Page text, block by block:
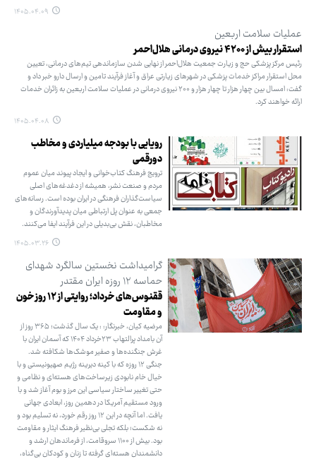
۱۴۰۵.۰۴.۰۹
عملیات سلامت اربعین
استقرار بیش از ۴۲۰۰ نیروی درمانی هلال‌احمر
رئیس مرکز پزشکی حج و زیارت جمعیت هلال‌احمر از نهایی شدن سازماندهی تیم‌های درمانی، تعیین
محل استقرار مراکز خدمات پزشکی در شهرهای زیارتی عراق و آغاز فرآیند تامین و ارسال دارو خبر داد و
گفت: امسال بین چهار هزار تا چهار هزار و ۲۰۰ نیروی درمانی در عملیات سلامت اربعین به زائران خدمات
ارائه خواهند کرد.
۱۴۰۵.۰۴.۰۸
رویایی با بودجه میلیاردی و مخاطب
دورقمی
ترویج فرهنگ کتاب‌خوانی و ایجاد پیوند میان عموم
مردم و صنعت نشر، همیشه از دغدغه‌های اصلی
سیاست‌گذاران فرهنگی در ایران بوده است. رسانه‌های
جمعی به عنوان پل ارتباطی میان پدیدآورندگان و
مخاطبان، نقش بی‌بدیلی در این فرآیند ایفا می‌کنند.
۱۴۰۵.۰۳.۲۶
گرامیداشت نخستین سالگرد شهدای
حماسه ۱۲ روزه ایران مقتدر
ققنوس‌های خرداد؛ روایتی از ۱۲ روز خون
و مقاومت
مرضیه کیان، خبرنگار: : یک سال گذشت؛ ۳۶۵ روز از
آن بامداد پرالتهاب ۲۳‌خرداد ۱۴۰۴ که آسمان ایران با
غرش جنگنده‌ها و صفیر موشک‌ها شکافته شد.
جنگی ۱۲ روزه که با کینه دیرینه رژیم صهیونیستی و با
خیال خام نابودی زیرساخت‌های هسته‌ای و نظامی و
حتی تغییر ساختار سیاسی این مرز و بوم آغاز شد و با
ورود مستقیم آمریکا در دهمین روز، ابعادی جهانی
یافت. اما آنچه در این ۱۲ روز رقم خورد، نه تسلیم بود و
نه شکست؛ بلکه تجلی بی‌نظیر فرهنگ ایثار و مقاومت
بود. بیش از ۱۱۰۰ سروقامت، از فرماندهان ارشد و
دانشمندان هسته‌ای گرفته تا زنان و کودکان بی‌گناه،